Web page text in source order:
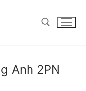
Anh 2PN